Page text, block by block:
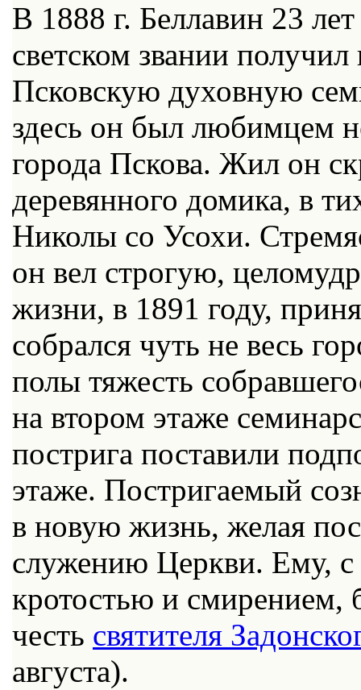
В 1888 г. Беллавин 23
светском звании
Псковскую духовную
здесь он был любимцем
города Пскова. Жил он
деревянного домика, в
Николы со Усохи.
он вел строгую,
жизни, в 1891 году,
собрался чуть не весь
полы тяжесть
на втором этаже
пострига поставили
этаже. Постригаемый
в новую жизнь, желая
служению Церкви. Ему, с
кротостью и смирением,
честь святителя
августа).